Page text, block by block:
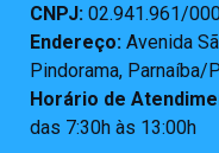
CNPJ: 02.941.961/
Endereço: Avenida
Pindorama, Parnaíba/
Horário de
das 7:30h às 13:00h